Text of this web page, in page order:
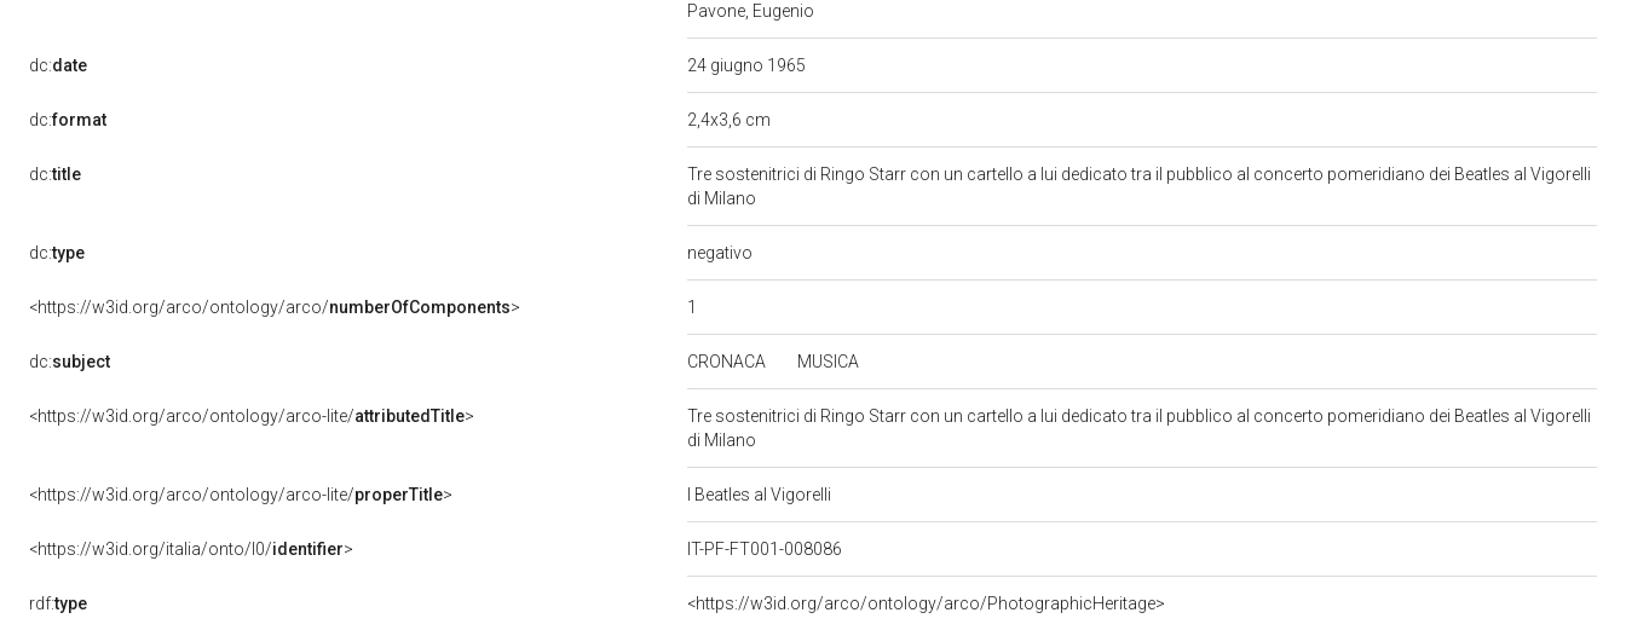
Pavone, Eugenio
dc:date 24 giugno 1965
dc:format 2,4x3,6 cm
dc:title
Tre sostenitrici di Ringo Starr con un cartello a lui dedicato tra il pubblico al concerto pomeridiano dei Beatles al Vigorelli
di Milano
dc:type negativo
<https://w3id.org/arco/ontology/arco/numberOfComponents> 1
dc:subject CRONACA MUSICA
<https://w3id.org/arco/ontology/arco-lite/attributedTitle>
Tre sostenitrici di Ringo Starr con un cartello a lui dedicato tra il pubblico al concerto pomeridiano dei Beatles al Vigorelli
di Milano
<https://w3id.org/arco/ontology/arco-lite/properTitle> I Beatles al Vigorelli
<https://w3id.org/italia/onto/l0/identifier> IT-PF-FT001-008086
rdf:type <https://w3id.org/arco/ontology/arco/PhotographicHeritage>